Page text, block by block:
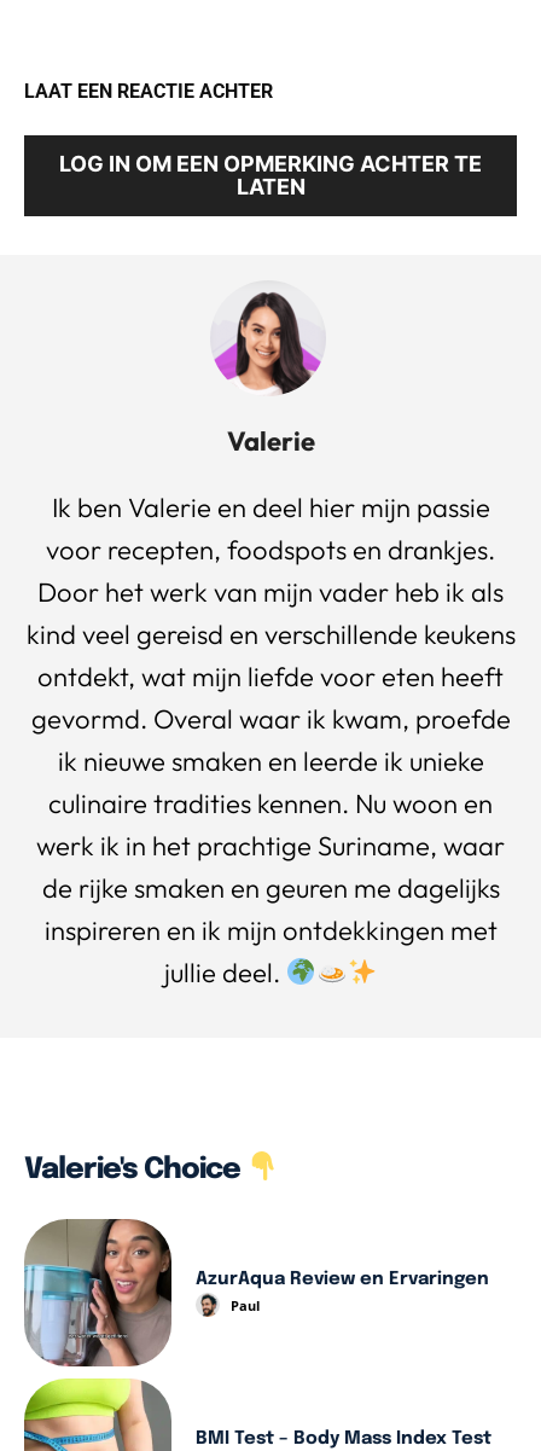
LAAT EEN REACTIE ACHTER
LOG IN OM EEN OPMERKING ACHTER TE
LATEN
Valerie
Ik ben Valerie en deel hier mijn passie
voor recepten, foodspots en drankjes.
Door het werk van mijn vader heb ik als
kind veel gereisd en verschillende keukens
ontdekt, wat mijn liefde voor eten heeft
gevormd. Overal waar ik kwam, proefde
ik nieuwe smaken en leerde ik unieke
culinaire tradities kennen. Nu woon en
werk ik in het prachtige Suriname, waar
de rijke smaken en geuren me dagelijks
inspireren en ik mijn ontdekkingen met
jullie deel.
Valerie's Choice
AzurAqua Review en Ervaringen
Paul
BMI Test – Body Mass Index Test